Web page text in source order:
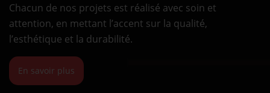
Chacun de nos projets est réalisé avec soin et
attention, en mettant l’accent sur la qualité,
l’esthétique et la durabilité.
En savoir plus